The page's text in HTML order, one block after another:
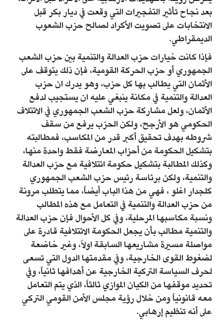
بعد نجاح تأثير التفجيرات التي وقعت في ديار بكر قبل
الانتخابات على تصويت الأكراد لصالح حزب الشعوب
الديمقراطي.
فإذا كانت خيارات حزب العدالة والتنمية بين حزب الشعب
الجمهوري أو حزب الحركة القومية، فإن ذلك يتوقف على
الأثمان التي يطالب بها كل حزب، وهو يدرك ان حزب
العدالة والتنمية في مكانة ينبغي عليه ان يستجيب لدفع
الأثمان، ولعل مشاركة حزب الشعب الجمهوري في الائتلاف
الحكومي هو الأرجح، ولكن الحزب يرفع من سقف
شروطه بهدف تحقيق أكبر قدر من المكاسب، فمطالبته
بتشكيل الحكومة من أحزاب المعارضة فقط واحدة منها،
وكذلك المطالبة بتشكيل حكومة ائتلافية مع حزب العدالة
والتنمية، ولكن برئاسة رئيس حزب الشعب الجمهوري
كلجدار اغلو ، فهي من هذا الباب أيضاً، مما يتطلب مرونة
من حزب العدالة والتنمية في التعامل مع هذه المطالب
ونسبة مكاسبها المرحلية، وفي كل الأحوال فإن حزب العدالة
والتنمية مطالب بأن يجعل الحكومة الائتلافية قادرة على
مواصلة مسيرة مشاريعها السابقة اولاً، وغير خاضعة
لضغوط القوى الخارجية، وفي مقدمتها الدول التي تسعى
لحرف السياسة التركية الخارجية عن أهدافها ثانياً، وفي
تحديد موقفها من الكيان الموازي ثالثاً، الذي يتم التعامل
معه قانونياً ومن خلال رؤية مجلس الأمن القومي التركي
على أنه تنظيم إرهابي.